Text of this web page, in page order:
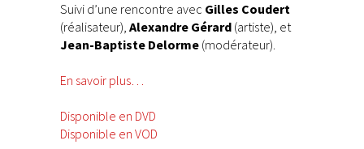
Suivi d’une rencontre avec Gilles Coudert
(réalisateur), Alexandre Gérard (artiste), et
Jean-Baptiste Delorme (modérateur).
En savoir plus…
Disponible en DVD
Disponible en VOD